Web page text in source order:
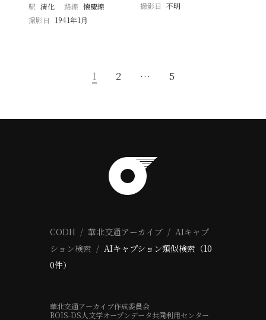
駅 清化 路線 懐慶線
撮影日
1941年1月
撮影日 不明
1 2 … 5
CODH 華北交通アーカイブ
AIキャプ
ション検索
AIキャプション類似検索（10
0件）
華北交通アーカイブ作成委員会
ROIS-DS人文学オープンデータ共同利用センター